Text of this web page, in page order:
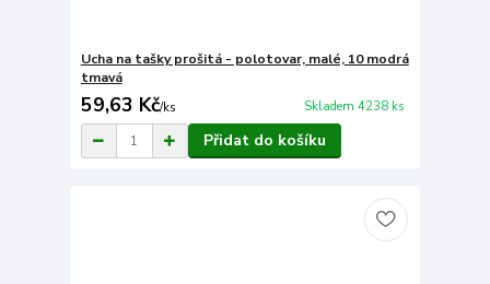
Ucha na tašky prošitá - polotovar, malé, 10 modrá
tmavá
59,63 Kč/ks Skladem 4238 ks
Přidat do košíku